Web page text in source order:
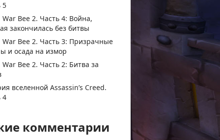
5
Bee 2. Часть 4: Война,
закончилась без битвы
War Bee 2. Часть 3: Призрачные
и осада на измор
Bee 2. Часть 2: Битва за
вселенной Assassin’s Creed.
4
комментарии